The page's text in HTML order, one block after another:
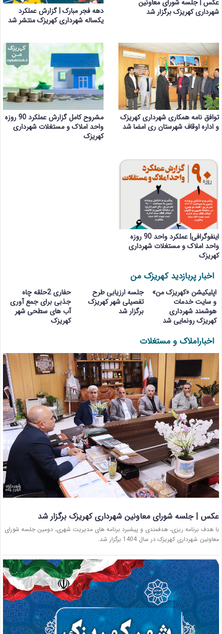
عکس | جلسه شورای معاونین
شهرداری کهریزک برگزار شد
دهه فجر مبارک | گزارش عملکرد
یکساله شهرداری کهریزک منتشر شد
توافق نامه همکاری شهرداری کهریزک
و اداره اوقاف شهرستان ری امضا شد
مشروح کامل گزارش عملکرد 90 روزه
واحد املاک و مستغلات شهرداری
کهریزک
اینفوگرافی| عملکرد واحد 90 روزه
واحد املاک و مستغلات شهرداری
کهریزک
اخبار پربازدید کهریزک من
اپلیکیشن «کهریزک من»
و سایت خدمات
هوشمند شهرداری
کهریزک رونمایی شد
جلسه ارزیابی طرح
تفصیلی شهر کهریزک
برگزار شد
حفاری 2حلقه چاه
جذبی برای جمع آوری
آب های سطحی شهر
کهریزک
اخباراملاک و مستغلات
عکس | جلسه شورای معاونین شهرداری کهریزک برگزار شد
با هدف برنامه ریزی، هدفمندی و پیشبرد برنامه های مدیریت شهری، دومین جلسه شورای
معاونین شهرداری کهریزک در سال 1404 برگزار شد.